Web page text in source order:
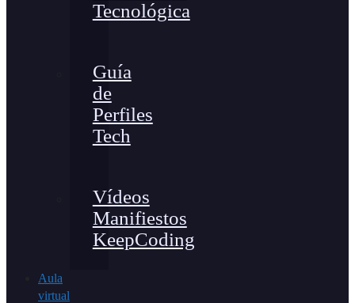
Tecnológica
Guía
de
Perfiles
Tech
Vídeos
Manifiestos
KeepCoding
Aula
virtual